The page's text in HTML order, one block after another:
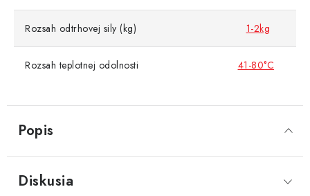
Popis
Rozsah odtrhovej sily (kg) 1-2kg
Rozsah teplotnej odolnosti 41-80°C
Diskusia